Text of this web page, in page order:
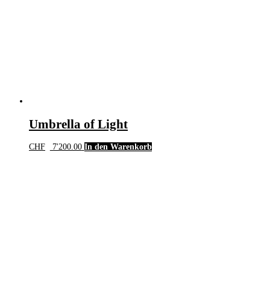
Umbrella of Light
CHF 7'200.00 In den Warenkorb